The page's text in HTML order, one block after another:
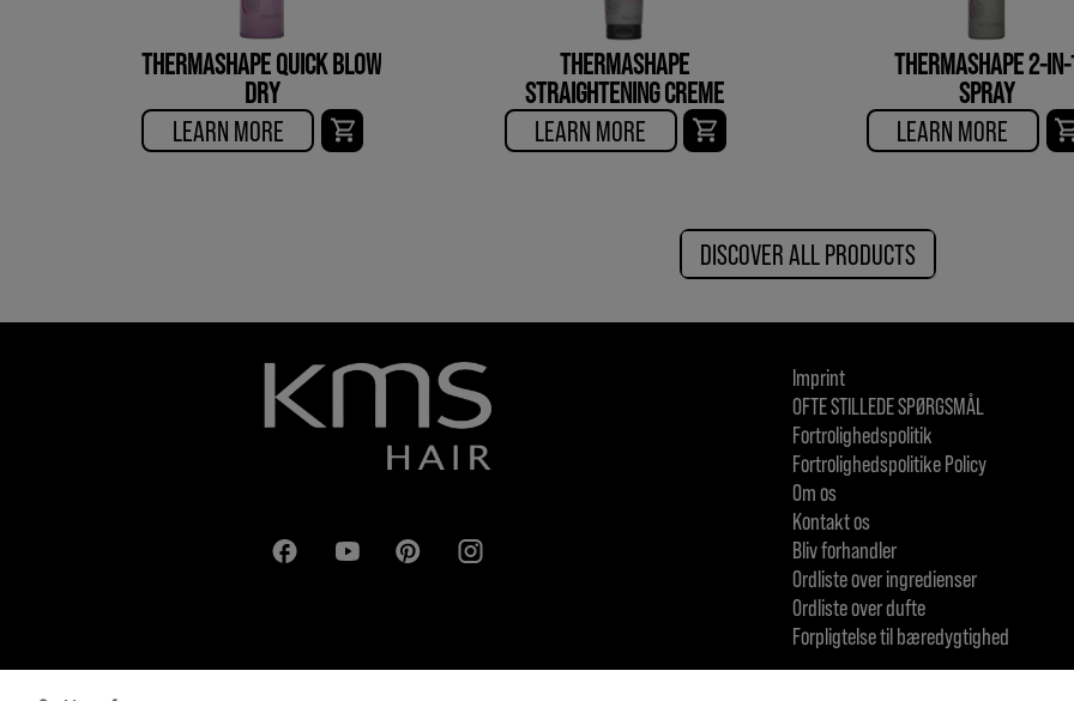
THERMASHAPE QUICK BLOW
DRY
LEARN MORE
THERMASHAPE
STRAIGHTENING CREME
LEARN MORE
THERMASHAPE 2-
SPRAY
LEARN MORE
DISCOVER ALL PRODUCTS
Imprint
OFTE STILLEDE SPØRGSMÅL
Fortrolighedspolitik
Fortrolighedspolitike Policy
Om os
Kontakt os
Bliv forhandler
Ordliste over ingredienser
Ordliste over dufte
Forpligtelse til bæredygtighed